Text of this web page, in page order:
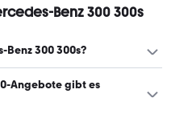
Benz 300 300s
300 300s?
Benz 300 300s liegt
€. (Stand: 6.8.2026)
Angebote gibt es